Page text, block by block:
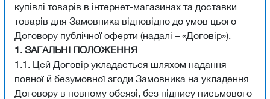
купівлі товарів в інтернет-магазинах та доставки
товарів для Замовника відповідно до умов цього
Договору публічної оферти (надалі – «Договір»).
1. ЗАГАЛЬНІ ПОЛОЖЕННЯ
1.1. Цей Договір укладається шляхом надання
повної й безумовної згоди Замовника на укладення
Договору в повному обсязі, без підпису письмового